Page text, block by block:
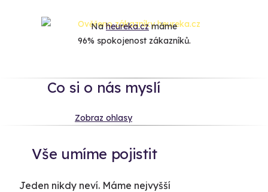
Naheureka.czmáme
96% spokojenost zákazníků.
Co si o nás myslí
Zobraz ohlasy
Vše umíme pojistit
Jeden nikdy neví. Máme nejvyšší